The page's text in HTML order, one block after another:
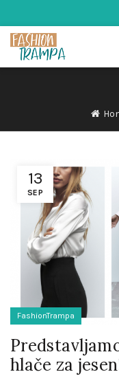
13
SEP
FashionTrampa
hlače za